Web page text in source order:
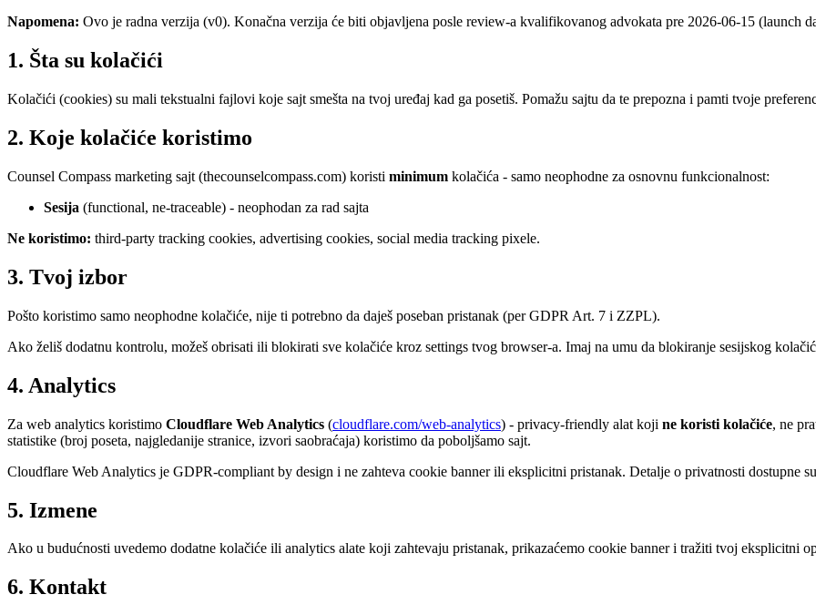
Napomena: Ovo je radna verzija (v0). Konačna verzija će biti objavljena posle review-a kvalifikovanog advokata pre 2026-06-15 (launch
1. Šta su kolačići
Kolačići (cookies) su mali tekstualni fajlovi koje sajt smešta na tvoj uređaj kad ga posetiš. Pomažu sajtu da te prepozna i pamti tvoje
2. Koje kolačiće koristimo
Counsel Compass marketing sajt (thecounselcompass.com) koristi minimum kolačića - samo neophodne za osnovnu funkcionalnost:
Sesija (functional, ne-traceable) - neophodan za rad sajta
Ne koristimo: third-party tracking cookies, advertising cookies, social media tracking pixele.
3. Tvoj izbor
Pošto koristimo samo neophodne kolačiće, nije ti potrebno da daješ poseban pristanak (per GDPR Art. 7 i ZZPL).
Ako želiš dodatnu kontrolu, možeš obrisati ili blokirati sve kolačiće kroz settings tvog browser-a. Imaj na umu da blokiranje sesijskog
4. Analytics
Za web analytics koristimo Cloudflare Web Analytics (cloudflare.com/web-analytics) - privacy-friendly alat koji ne koristi kolačiće, ne
statistike (broj poseta, najgledanije stranice, izvori saobraćaja) koristimo da poboljšamo sajt.
Cloudflare Web Analytics je GDPR-compliant by design i ne zahteva cookie banner ili eksplicitni pristanak. Detalje o privatnosti dostupne
5. Izmene
Ako u budućnosti uvedemo dodatne kolačiće ili analytics alate koji zahtevaju pristanak, prikazaćemo cookie banner i tražiti tvoj eksplicitni
6. Kontakt